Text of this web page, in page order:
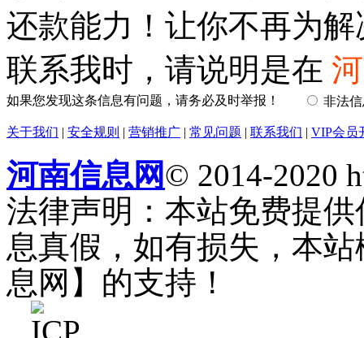
还款能力！让你不再为
联系我时，请说明是在
如果您发现这条信息有问题，请务必及时举报！ 非法
关于我们 | 安全规则 | 营销推广 | 常见问题 | 联系我们 | VIP会员
河南信息网© 2014-2020
法律声明：本站免费提
息真假，如有损失，本
息网】的支持！